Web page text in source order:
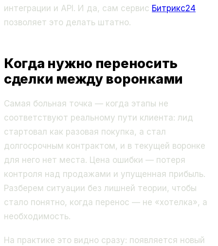
интеграции и API. И да, сам сервис Битрикс24
позволяет это делать штатно.
Когда нужно переносить
сделки между воронками
Самая больная точка — когда этапы не
соответствуют реальному пути клиента: лид
стартовал как разовая покупка, а стал
долгосрочным контрактом, и в текущей воронке
для него нет места. Цена ошибки — потеря
контроля над продажами и упущенная прибыль.
Разберем ситуации без лишней теории, чтобы
стало понятно, когда перенос — не «хотелка», а
необходимость.
На практике это видно сразу: появляется новый